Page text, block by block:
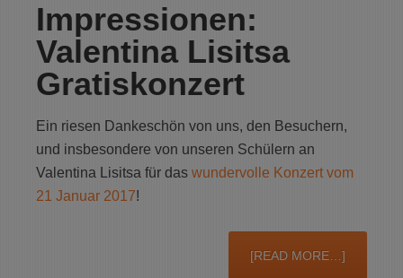
Impressionen:
Valentina Lisitsa
Gratiskonzert
Ein riesen Dankeschön von uns, den Besuchern,
und insbesondere von unseren Schülern an
Valentina Lisitsa für das wundervolle Konzert vom
21 Januar 2017!
[READ MORE…]